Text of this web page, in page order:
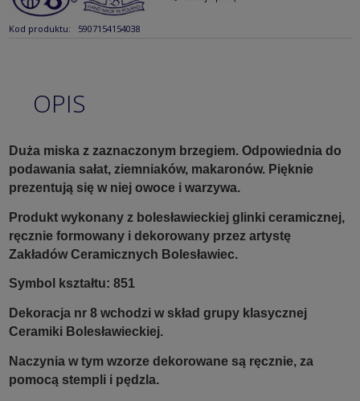
Kod produktu: 5907154154038
OPIS
Duża miska z zaznaczonym brzegiem. Odpowiednia do
podawania sałat, ziemniaków, makaronów. Pięknie
prezentują się w niej owoce i warzywa.
Produkt wykonany z bolesławieckiej glinki ceramicznej,
ręcznie formowany i dekorowany przez artystę
Zakładów Ceramicznych Bolesławiec.
Symbol kształtu: 851
Dekoracja nr 8 wchodzi w skład grupy klasycznej
Ceramiki Bolesławieckiej.
Naczynia w tym wzorze dekorowane są ręcznie, za
pomocą stempli i pędzla.